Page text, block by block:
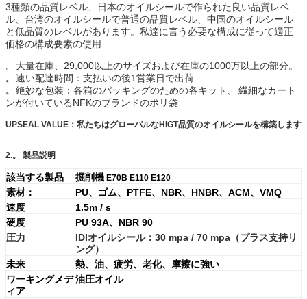
3種類の品質レベル、日本のオイルシールで作られた良い品質レベ
ル、台湾のオイルシールで普通の品質レベル、中国のオイルシール
と低品質のレベルがあります。私達に言う必要な構成に従って適正
価格の構成要素の使用
。 大量在庫、29,000以上のサイズおよび在庫の1000万以上の部分。
。 速い配達時間：支払いの後1営業日で出荷
。 絶妙な包装：各箱のパッキングのための各キット、
繊細なカート
ンが付いているNFKのブランドのポリ袋
UPSEAL VALUE：私たちはグローバルなHIGT品質のオイルシールを構築します
2.。 製品説明
該当する製品 掘削機 E70B E110 E120
素材：
PU、ゴム、PTFE、NBR、HNBR、ACM、VMQ
速度
1.5m / s
硬度
PU 93A、NBR 90
圧力
IDIオイルシール：30 mpa / 70 mpa（プラス支持リ
ング）
未来
熱、油、疲労、老化、摩擦に強い
ワーキングメデ
ィア
油圧オイル